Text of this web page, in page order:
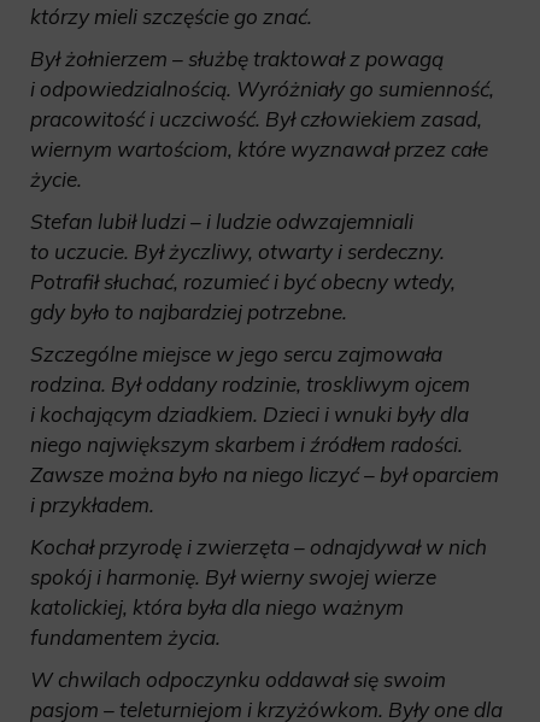
którzy mieli szczęście go znać.
Był żołnierzem – służbę traktował z powagą
i odpowiedzialnością. Wyróżniały go sumienność,
pracowitość i uczciwość. Był człowiekiem zasad,
wiernym wartościom, które wyznawał przez całe
życie.
Stefan lubił ludzi – i ludzie odwzajemniali
to uczucie. Był życzliwy, otwarty i serdeczny.
Potrafił słuchać, rozumieć i być obecny wtedy,
gdy było to najbardziej potrzebne.
Szczególne miejsce w jego sercu zajmowała
rodzina. Był oddany rodzinie, troskliwym ojcem
i kochającym dziadkiem. Dzieci i wnuki były dla
niego największym skarbem i źródłem radości.
Zawsze można było na niego liczyć – był oparciem
i przykładem.
Kochał przyrodę i zwierzęta – odnajdywał w nich
spokój i harmonię. Był wierny swojej wierze
katolickiej, która była dla niego ważnym
fundamentem życia.
W chwilach odpoczynku oddawał się swoim
pasjom – teleturniejom i krzyżówkom. Były one dla